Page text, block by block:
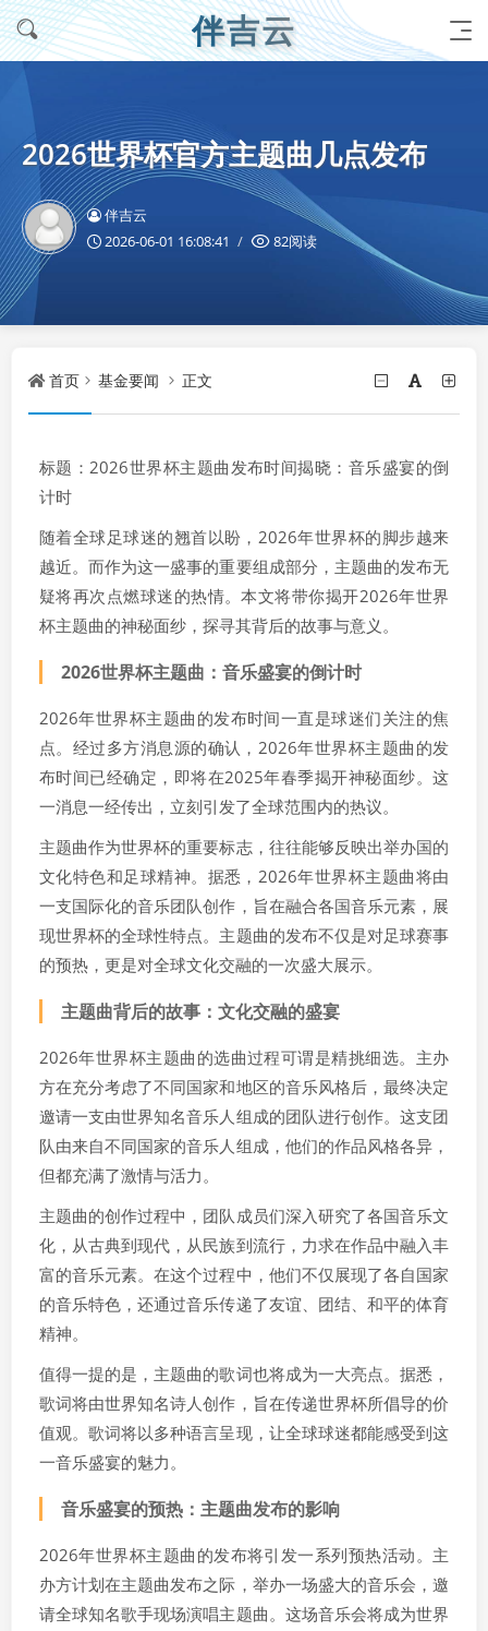
伴吉云
2026世界杯官方主题曲几点发布
伴吉云
2026-06-01 16:08:41
82阅读
首页 基金要闻 正文
标题：2026世界杯主题曲发布时间揭晓：音乐盛宴的倒
计时
随着全球足球迷的翘首以盼，2026年世界杯的脚步越来
越近。而作为这一盛事的重要组成部分，主题曲的发布无
疑将再次点燃球迷的热情。本文将带你揭开2026年世界
杯主题曲的神秘面纱，探寻其背后的故事与意义。
2026世界杯主题曲：音乐盛宴的倒计时
2026年世界杯主题曲的发布时间一直是球迷们关注的焦
点。经过多方消息源的确认，2026年世界杯主题曲的发
布时间已经确定，即将在2025年春季揭开神秘面纱。这
一消息一经传出，立刻引发了全球范围内的热议。
主题曲作为世界杯的重要标志，往往能够反映出举办国的
文化特色和足球精神。据悉，2026年世界杯主题曲将由
一支国际化的音乐团队创作，旨在融合各国音乐元素，展
现世界杯的全球性特点。主题曲的发布不仅是对足球赛事
的预热，更是对全球文化交融的一次盛大展示。
主题曲背后的故事：文化交融的盛宴
2026年世界杯主题曲的选曲过程可谓是精挑细选。主办
方在充分考虑了不同国家和地区的音乐风格后，最终决定
邀请一支由世界知名音乐人组成的团队进行创作。这支团
队由来自不同国家的音乐人组成，他们的作品风格各异，
但都充满了激情与活力。
主题曲的创作过程中，团队成员们深入研究了各国音乐文
化，从古典到现代，从民族到流行，力求在作品中融入丰
富的音乐元素。在这个过程中，他们不仅展现了各自国家
的音乐特色，还通过音乐传递了友谊、团结、和平的体育
精神。
值得一提的是，主题曲的歌词也将成为一大亮点。据悉，
歌词将由世界知名诗人创作，旨在传递世界杯所倡导的价
值观。歌词将以多种语言呈现，让全球球迷都能感受到这
一音乐盛宴的魅力。
音乐盛宴的预热：主题曲发布的影响
2026年世界杯主题曲的发布将引发一系列预热活动。主
办方计划在主题曲发布之际，举办一场盛大的音乐会，邀
请全球知名歌手现场演唱主题曲。这场音乐会将成为世界